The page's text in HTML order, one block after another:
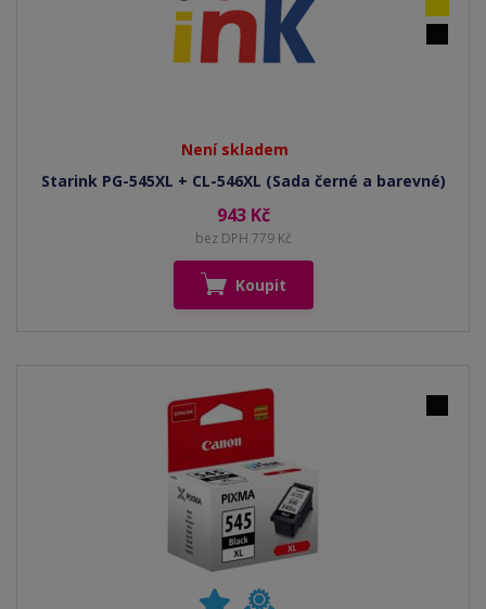
Není skladem
Starink PG-545XL + CL-546XL (Sada černé a barevné)
943 Kč
bez DPH 779 Kč
Koupit